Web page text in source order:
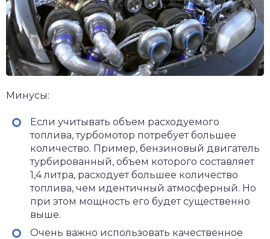
Минусы:
Если учитывать объем расходуемого
топлива, турбомотор потребует большее
количество. Пример, бензиновый двигатель
турбированный, объем которого составляет
1,4 литра, расходует большее количество
топлива, чем идентичный атмосферный. Но
при этом мощность его будет существенно
выше.
Очень важно использовать качественное